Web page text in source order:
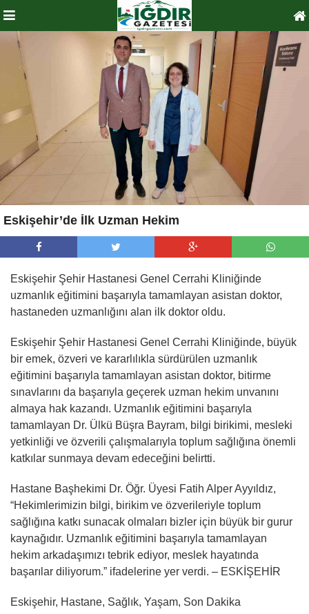
Eskişehir’de İlk Uzman Hekim
Eskişehir Şehir Hastanesi Genel Cerrahi Kliniğinde
uzmanlık eğitimini başarıyla tamamlayan asistan doktor,
hastaneden uzmanlığını alan ilk doktor oldu.
Eskişehir Şehir Hastanesi Genel Cerrahi Kliniğinde, büyük
bir emek, özveri ve kararlılıkla sürdürülen uzmanlık
eğitimini başarıyla tamamlayan asistan doktor, bitirme
sınavlarını da başarıyla geçerek uzman hekim unvanını
almaya hak kazandı. Uzmanlık eğitimini başarıyla
tamamlayan Dr. Ülkü Büşra Bayram, bilgi birikimi, mesleki
yetkinliği ve özverili çalışmalarıyla toplum sağlığına önemli
katkılar sunmaya devam edeceğini belirtti.
Hastane Başhekimi Dr. Öğr. Üyesi Fatih Alper Ayyıldız,
“Hekimlerimizin bilgi, birikim ve özverileriyle toplum
sağlığına katkı sunacak olmaları bizler için büyük bir gurur
kaynağıdır. Uzmanlık eğitimini başarıyla tamamlayan
hekim arkadaşımızı tebrik ediyor, meslek hayatında
başarılar diliyorum.” ifadelerine yer verdi. – ESKİŞEHİR
Eskişehir, Hastane, Sağlık, Yaşam, Son Dakika